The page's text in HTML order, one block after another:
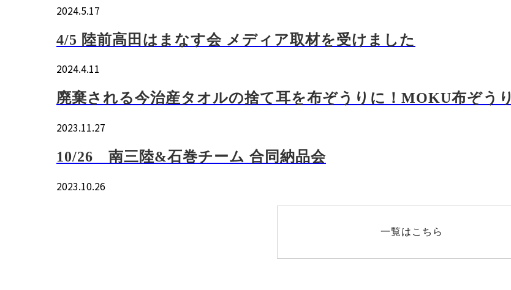
2024.5.17
4/5 陸前高田はまなす会 メディア取材を受けました
2024.4.11
廃棄される今治産タオルの捨て耳を布ぞうりに！MOKU布ぞうり
2023.11.27
10/26 南三陸&石巻チーム 合同納品会
2023.10.26
一覧はこちら